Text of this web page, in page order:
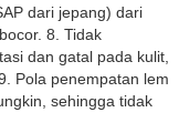
dari jepang) dari
8. Tidak
dan gatal pada kulit,
Pola penempatan lem
sehingga tidak